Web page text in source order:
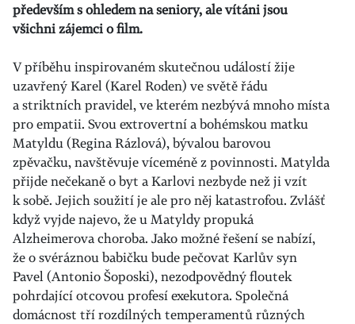
především s ohledem na seniory, ale vítáni jsou
všichni zájemci o film.
V příběhu inspirovaném skutečnou událostí žije
uzavřený Karel (Karel Roden) ve světě řádu
a striktních pravidel, ve kterém nezbývá mnoho místa
pro empatii. Svou extrovertní a bohémskou matku
Matyldu (Regina Rázlová), bývalou barovou
zpěvačku, navštěvuje víceméně z povinnosti. Matylda
přijde nečekaně o byt a Karlovi nezbyde než ji vzít
k sobě. Jejich soužití je ale pro něj katastrofou. Zvlášť
když vyjde najevo, že u Matyldy propuká
Alzheimerova choroba. Jako možné řešení se nabízí,
že o svéráznou babičku bude pečovat Karlův syn
Pavel (Antonio Šoposki), nezodpovědný floutek
pohrdající otcovou profesí exekutora. Společná
domácnost tří rozdílných temperamentů různých